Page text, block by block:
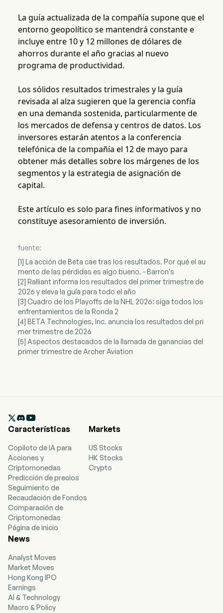
La guía actualizada de la compañía supone que el
entorno geopolítico se mantendrá constante e
incluye entre 10 y 12 millones de dólares de
ahorros durante el año gracias al nuevo
programa de productividad.
Los sólidos resultados trimestrales y la guía
revisada al alza sugieren que la gerencia confía
en una demanda sostenida, particularmente de
los mercados de defensa y centros de datos. Los
inversores estarán atentos a la conferencia
telefónica de la compañía el 12 de mayo para
obtener más detalles sobre los márgenes de los
segmentos y la estrategia de asignación de
capital.
Este artículo es solo para fines informativos y no
constituye asesoramiento de inversión.
fuente:
[1] La acción de Beta cae tras los resultados. Por qué el au
mento de las pérdidas es algo bueno. - Barron's
[2] Ralliant informa los resultados del primer trimestre de
2026 y eleva la guía para todo el año
[3] Cuadro de los Playoffs de la NHL 2026: siga todos los
enfrentamientos de la Ronda 2
[4] BETA Technologies, Inc. anuncia los resultados del pri
mer trimestre de 2026
[5] Aspectos destacados de la llamada de ganancias del
primer trimestre de Archer Aviation

Características
Copiloto de IA para
Acciones y
Criptomonedas
Predicción de precios
Seguimiento de
Recaudación de Fondos
Comparación de
Criptomonedas
Página de inicio
Markets
US Stocks
HK Stocks
Crypto
News
Analyst Moves
Market Moves
Hong Kong IPO
Earnings
AI & Technology
Macro & Policy